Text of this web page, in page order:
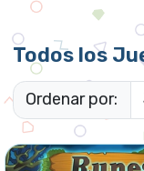
Todos los
Ordenar por: